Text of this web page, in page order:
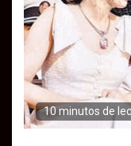
10 minutos de